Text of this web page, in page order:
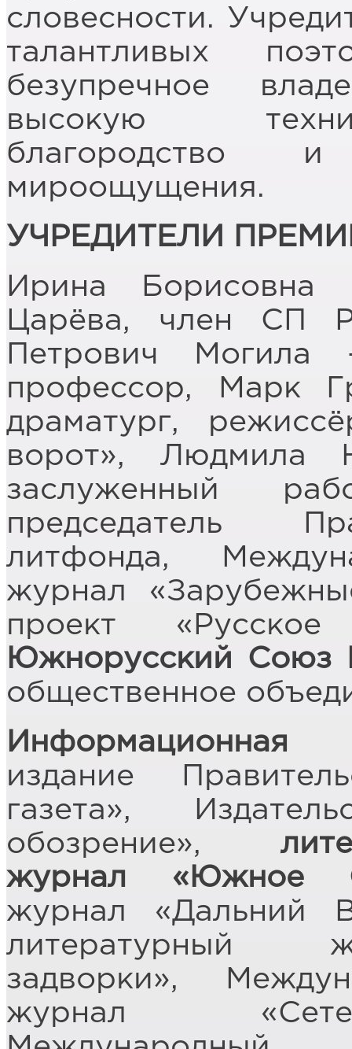
словесности.
талантливых
безупречное
высокую
благородство
мироощущения.
УЧРЕДИТЕЛИ
Ирина
Царёва, член СП
Петрович
профессор, Марк
драматург,
ворот», Людмила
заслуженный
председатель
литфонда,
журнал
проект
Южнорусский Союз
общественное
Информационная
издание
газета»,
обозрение»,
журнал «Южное
журнал «Дальний
литературный
задворки»,
журнал